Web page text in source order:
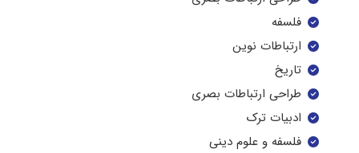
فلسفه
ارتباطات نوین
تاریخ
طراحی ارتباطات بصری
ادبیات ترک
فلسفه و علوم دینی